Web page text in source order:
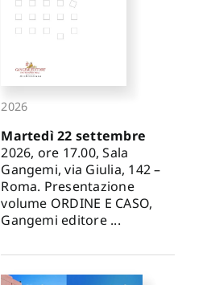
2026
Martedì 22 settembre
2026, ore 17.00, Sala
Gangemi, via Giulia, 142 –
Roma. Presentazione
volume ORDINE E CASO,
Gangemi editore ...